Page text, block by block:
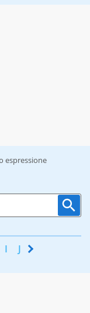
espressione
I J K